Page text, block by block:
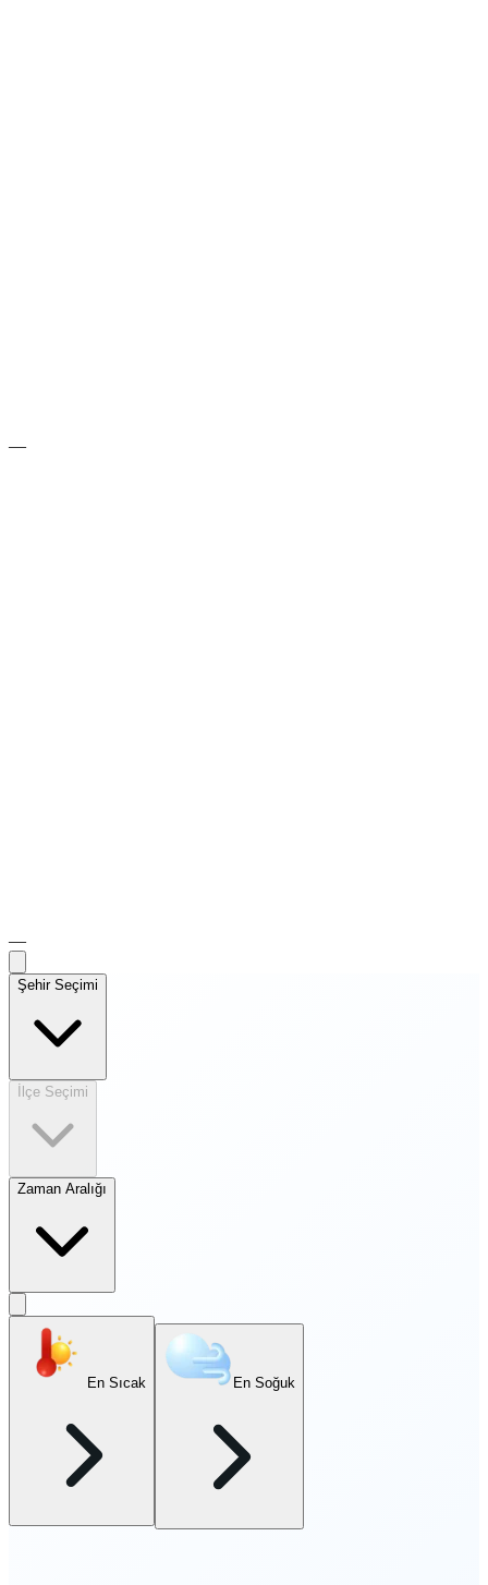
—
—
Şehir Seçimi
İlçe Seçimi
Zaman Aralığı
En Sıcak En Soğuk